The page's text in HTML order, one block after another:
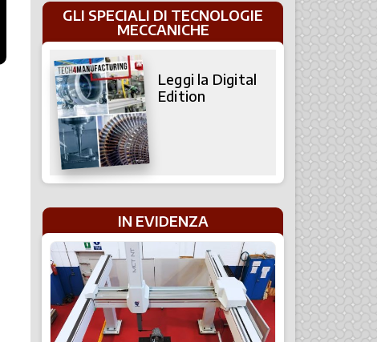
GLI SPECIALI DI TECNOLOGIE
MECCANICHE
Leggi la Digital
Edition
IN EVIDENZA